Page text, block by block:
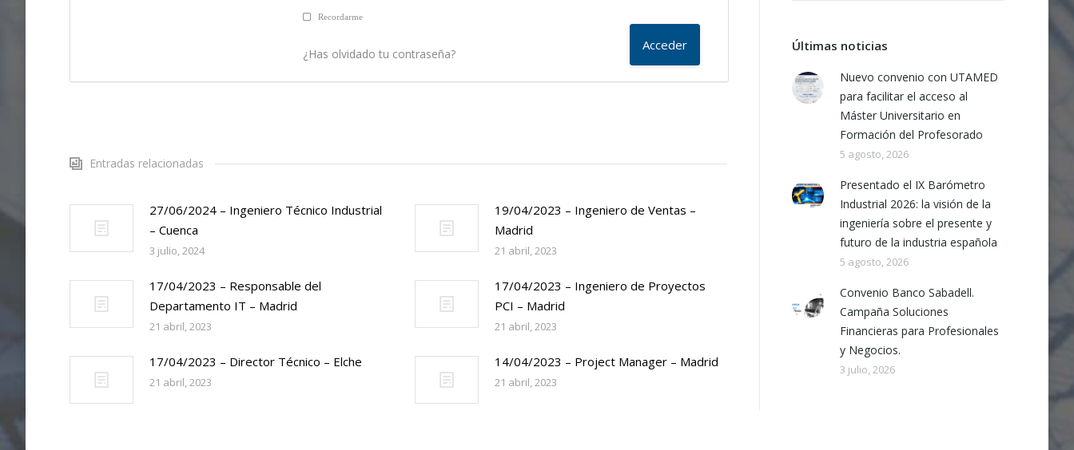
Recordarme
¿Has olvidado tu contraseña?
Entradas relacionadas
27/06/2024 – Ingeniero Técnico Industrial
– Cuenca
3 julio, 2024
19/04/2023 – Ingeniero de Ventas –
Madrid
21 abril, 2023
17/04/2023 – Responsable del
Departamento IT – Madrid
21 abril, 2023
17/04/2023 – Ingeniero de Proyectos
PCI – Madrid
21 abril, 2023
17/04/2023 – Director Técnico – Elche
21 abril, 2023
14/04/2023 – Project Manager – Madrid
21 abril, 2023
Últimas noticias
Nuevo convenio con UTAMED
para facilitar el acceso al
Máster Universitario en
Formación del Profesorado
5 agosto, 2026
Presentado el IX Barómetro
Industrial 2026: la visión de la
ingeniería sobre el presente y
futuro de la industria española
5 agosto, 2026
Convenio Banco Sabadell.
Campaña Soluciones
Financieras para Profesionales
y Negocios.
3 julio, 2026